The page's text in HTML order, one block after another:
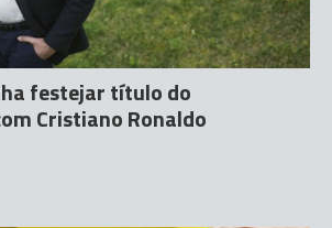
festejar título do
Cristiano Ronaldo